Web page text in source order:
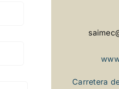
Carretera